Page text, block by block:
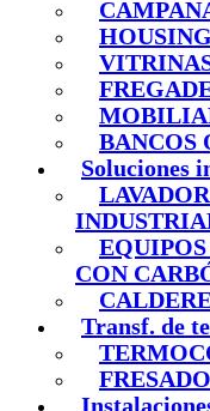
BANCOS
Soluciones
CON
Transf. de